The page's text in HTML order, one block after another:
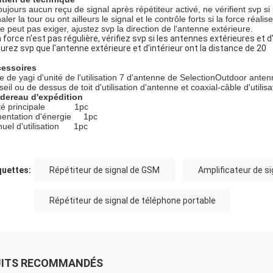
aucun reçu de signal après répétiteur activé, ne vérifient svp
la tour ou ont ailleurs le signal et le contrôle forts si la force
peut pas exiger, ajustez svp la direction de l'antenne extérieure.
force n'est pas régulière, vérifiez svp si les antennes extérieures
svp que l'antenne extérieure et d'intérieur ont la distance de 20
de yagi d'unité de l'utilisation 7 d'antenne de SelectionOutdoor
ou de dessus de toit d'utilisation d'antenne et coaxial-câble
d'expédition
principale 1pc
d'énergie 1pc
d'utilisation 1pc
Répétiteur de signal de GSM Amplificateur de
Répétiteur de signal de téléphone portable
RECOMMANDÉS